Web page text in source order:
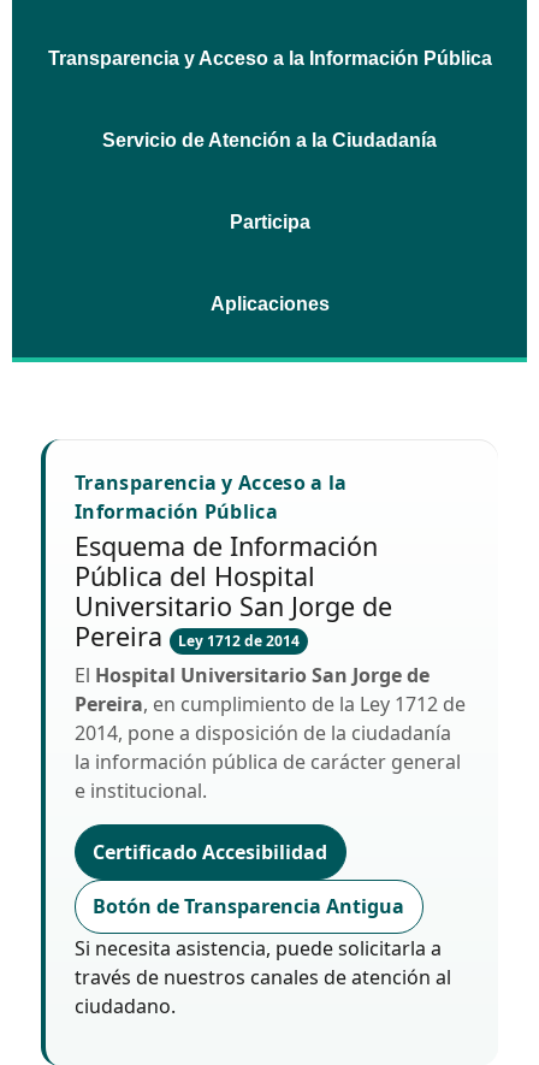
Transparencia y Acceso a la Información Pública
Servicio de Atención a la Ciudadanía
Participa
Aplicaciones
Transparencia y Acceso a la
Información Pública
Esquema de Información
Pública del Hospital
Universitario San Jorge de
Pereira
Ley 1712 de 2014
El Hospital Universitario San Jorge de
Pereira, en cumplimiento de la Ley 1712 de
2014, pone a disposición de la ciudadanía
la información pública de carácter general
e institucional.
Certificado Accesibilidad
Botón de Transparencia Antigua
Si necesita asistencia, puede solicitarla a
través de nuestros canales de atención al
ciudadano.